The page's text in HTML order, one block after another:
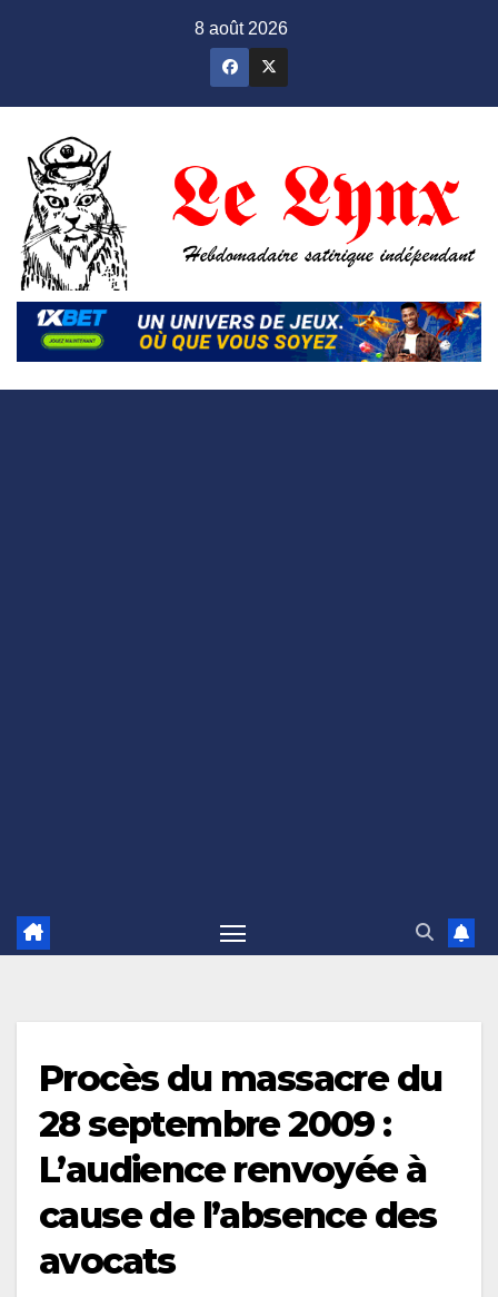
8 août 2026
Procès du massacre du
28 septembre 2009 :
L’audience renvoyée à
cause de l’absence des
avocats